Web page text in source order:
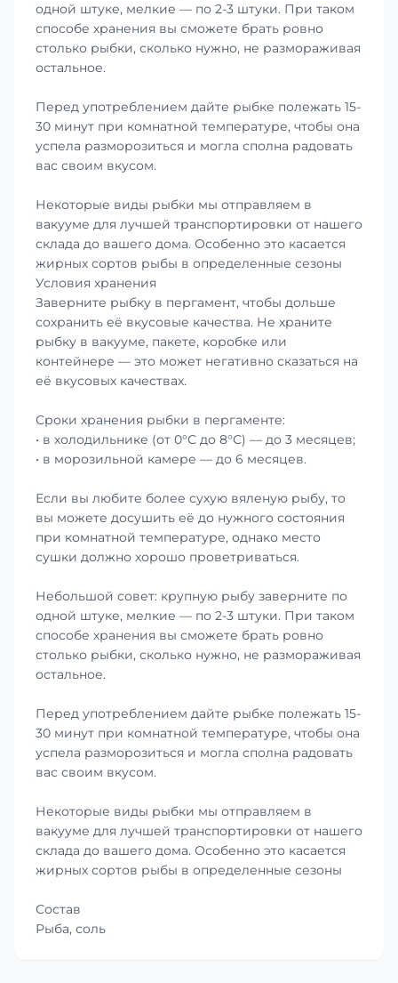
одной штуке, мелкие — по 2-3 штуки. При таком
способе хранения вы сможете брать ровно
столько рыбки, сколько нужно, не размораживая
остальное.
Перед употреблением дайте рыбке полежать 15-
30 минут при комнатной температуре, чтобы она
успела разморозиться и могла сполна радовать
вас своим вкусом.
Некоторые виды рыбки мы отправляем в
вакууме для лучшей транспортировки от нашего
склада до вашего дома. Особенно это касается
жирных сортов рыбы в определенные сезоны
Условия хранения
Заверните рыбку в пергамент, чтобы дольше
сохранить её вкусовые качества. Не храните
рыбку в вакууме, пакете, коробке или
контейнере — это может негативно сказаться на
её вкусовых качествах.
Сроки хранения рыбки в пергаменте:
• в холодильнике (от 0°С до 8°С) — до 3 месяцев;
• в морозильной камере — до 6 месяцев.
Если вы любите более сухую вяленую рыбу, то
вы можете досушить её до нужного состояния
при комнатной температуре, однако место
сушки должно хорошо проветриваться.
Небольшой совет: крупную рыбу заверните по
одной штуке, мелкие — по 2-3 штуки. При таком
способе хранения вы сможете брать ровно
столько рыбки, сколько нужно, не размораживая
остальное.
Перед употреблением дайте рыбке полежать 15-
30 минут при комнатной температуре, чтобы она
успела разморозиться и могла сполна радовать
вас своим вкусом.
Некоторые виды рыбки мы отправляем в
вакууме для лучшей транспортировки от нашего
склада до вашего дома. Особенно это касается
жирных сортов рыбы в определенные сезоны
Состав
Рыба, соль